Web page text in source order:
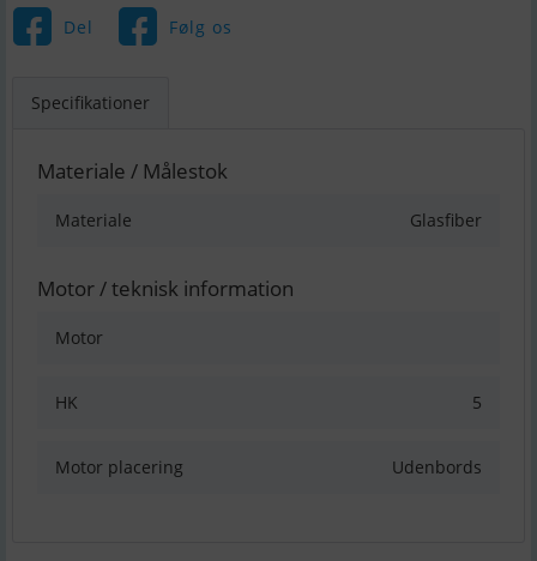
Del Følg os
Specifikationer
Materiale / Målestok
Materiale Glasfiber
Motor / teknisk information
Motor
HK 5
Motor placering Udenbords